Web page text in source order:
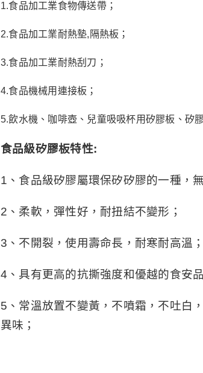
1.食品加工業食物傳送帶；
2.食品加工業耐熱墊,隔熱板；
3.食品加工業耐熱刮刀；
4.食品機械用連接板；
5.飲水機、咖啡壺、兒童吸吸杯用矽膠板、矽
食品級矽膠板特性:
1、食品級矽膠屬環保矽矽膠的一種，
2、柔軟，彈性好，耐扭結不變形；
3、不開裂，使用壽命長，耐寒耐高溫；
4、具有更高的抗撕強度和優越的食安品
5、常溫放置不變黃，不噴霜，不吐白
異味；